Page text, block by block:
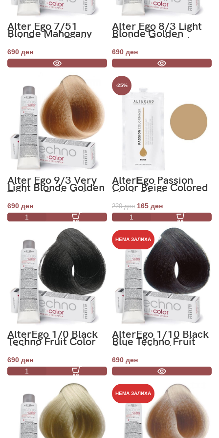
Alter Ego 7/51
Blonde Mahogany
Ash Techno Fruit
Color 100ml
690 ден
Alter Ego 8/3 Light
Blonde Golden
Techno Fruit Color
100ml
690 ден
Alter Ego 9/3 Very
Light Blonde Golden
Techno Fruit Color
100ml
690 ден
-25%
AlterЕgo Passion
Color Beige Colored
Mask 50ml
220ден 165 ден
AlterEgo 1/0 Black
Techno Fruit Color
100ml
690 ден
НЕМА ЗАЛИХА
AlterEgo 1/10 Black
Blue Techno Fruit
Color 100ml
690 ден
НЕМА ЗАЛИХА